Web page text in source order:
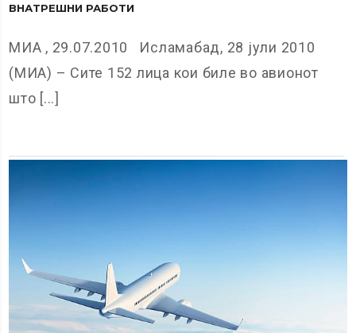
ВНАТРЕШНИ РАБОТИ
МИА , 29.07.2010 Исламабад, 28 јули 2010
(МИА) – Сите 152 лица кои биле во авионот
што [...]